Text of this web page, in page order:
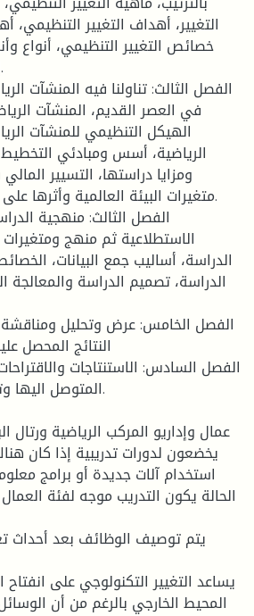
التغيير، أهداف التغيير التنظيمي،
خصائص التغيير التنظيمي، أنواع
الفصل الثالث: تناولنا فيه المنشآت
في العصر القديم، المنشآت
الهيكل التنظيمي للمنشآت
الرياضية، أسس ومبادئي
ومزايا دراستها، التسيير
متغيرات البيئة العالمية وأثرها
الفصل الثالث: منهجية
الاستطلاعية ثم منهج
الدراسة، أساليب جمع البيانات،
الدراسة، تصميم الدراسة والمعالجة
الفصل الخامس: عرض وتحليل ومناقشة
النتائج المحصل
الفصل السادس: الاستنتاجات
المتوصل اليها
يخضعون لدورات تدريبية إذا كان
استخدام آلات جديدة أو برامج
الحالة يكون التدريب موجه لفئة
المحيط الخارجي بالرغم من أن